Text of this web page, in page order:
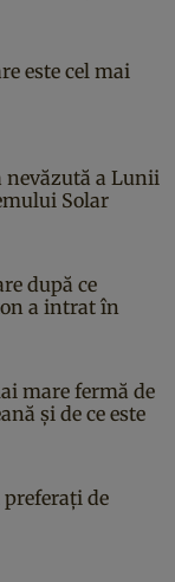
este cel mai
nevăzută a Lunii
Solar
după ce
a intrat în
mare fermă de
și de ce este
de